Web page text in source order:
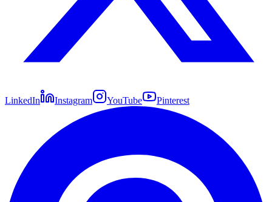
LinkedIn Instagram YouTube Pinterest